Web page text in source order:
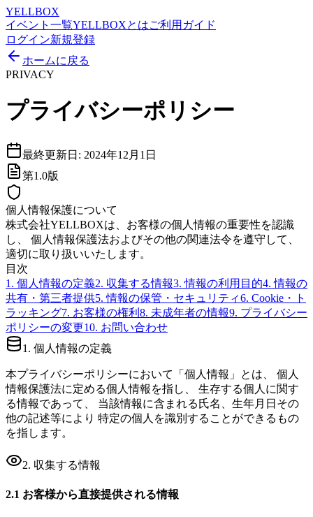
YELLBOX
イベント一覧YELLBOXとはご利用ガイド
ログイン新規登録
ホームに戻る
PRIVACY
プライバシーポリシー
最終更新日: 2024年12月1日
第1.0版
個人情報保護について
株式会社YELLBOXは、お客様の個人情報の重要性を認識
し、 個人情報保護法およびその他の関連法令を遵守して、
適切に取り扱いいたします。
目次
1. 個人情報の定義2. 収集する情報3. 情報の利用目的4. 情報の
共有・第三者提供5. 情報の保管・セキュリティ6. Cookie・ト
ラッキング7. お客様の権利 8. 未成年者の情報9. プライバシー
ポリシーの変更10. お問い合わせ
1. 個人情報の定義
本プライバシーポリシーにおいて「個人情報」とは、 個人
情報保護法に定める個人情報を指し、 生存する個人に関す
る情報であって、 当該情報に含まれる氏名、生年月日その
他の記述等により 特定の個人を識別することができるもの
を指します。
2. 収集する情報
2.1 お客様から直接提供される情報